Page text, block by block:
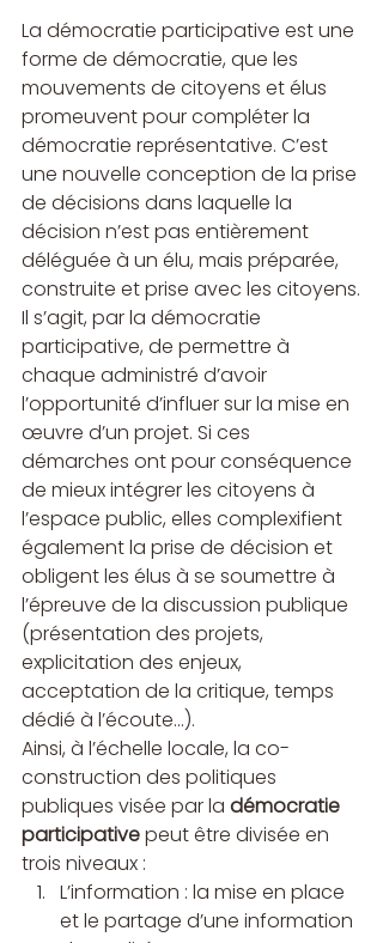
La démocratie participative est une
forme de démocratie, que les
mouvements de citoyens et élus
promeuvent pour compléter la
démocratie représentative. C’est
une nouvelle conception de la prise
de décisions dans laquelle la
décision n’est pas entièrement
déléguée à un élu, mais préparée,
construite et prise avec les citoyens.
Il s’agit, par la démocratie
participative, de permettre à
chaque administré d’avoir
l’opportunité d’influer sur la mise en
œuvre d’un projet. Si ces
démarches ont pour conséquence
de mieux intégrer les citoyens à
l’espace public, elles complexifient
également la prise de décision et
obligent les élus à se soumettre à
l’épreuve de la discussion publique
(présentation des projets,
explicitation des enjeux,
acceptation de la critique, temps
dédié à l’écoute…).
Ainsi, à l’échelle locale, la co-
construction des politiques
publiques visée par la démocratie
participative peut être divisée en
trois niveaux :
L’information : la mise en place
et le partage d’une information